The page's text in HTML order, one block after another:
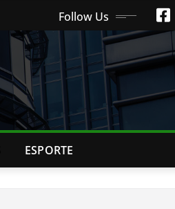
Follow Us
ESPORTE